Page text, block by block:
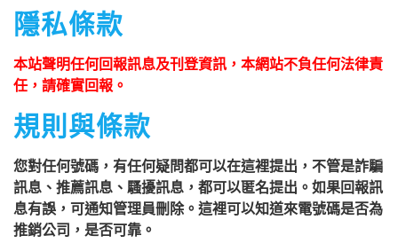
回報內容：未照勞基法規定的不良企業
行業/類型： 提高警覺 ( 包括不良銷售
回報時間：2023-05-02 10:45:06
匿名：
👎 推銷/可疑電話/不信任電話
回報內容：黑心企業
行業/類型： 提高警覺 ( 包括不良銷售
隱私條款
本站聲明任何回報訊息及刊登資訊，本網站不負任何法律責
任，請確實回報。
規則與條款
您對任何號碼，有任何疑問都可以在這裡提出，不管是詐騙
訊息、推薦訊息、騷擾訊息，都可以匿名提出。如果回報訊
息有誤，可通知管理員刪除。這裡可以知道來電號碼是否為
推銷公司，是否可靠。